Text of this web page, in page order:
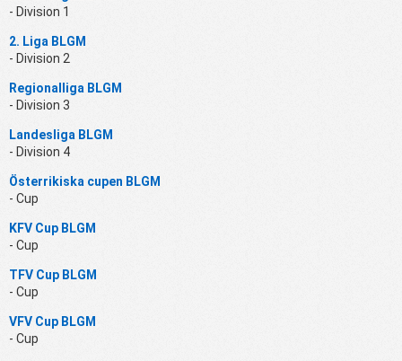
- Division 1
2. Liga BLGM
- Division 2
Regionalliga BLGM
- Division 3
Landesliga BLGM
- Division 4
Österrikiska cupen BLGM
- Cup
KFV Cup BLGM
- Cup
TFV Cup BLGM
- Cup
VFV Cup BLGM
- Cup